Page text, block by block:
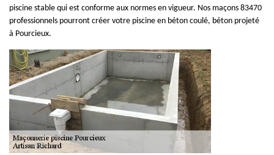
piscine stable qui est conforme aux normes en vigueur. Nos maçons 83470
professionnels pourront créer votre piscine en béton coulé, béton projeté
à Pourcieux.